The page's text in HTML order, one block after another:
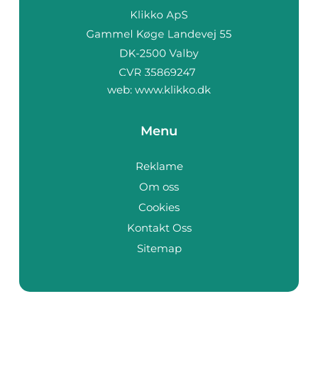
web: www.klikko.dk
Menu
Reklame
Om oss
Cookies
Kontakt Oss
Sitemap